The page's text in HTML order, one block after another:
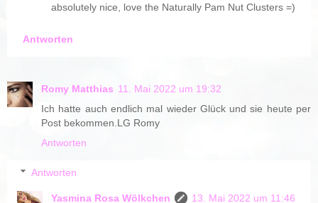
absolutely nice, love the Naturally Pam Nut Clusters =)
Antworten
Romy Matthias 11. Mai 2022 um 19:32
Ich hatte auch endlich mal wieder Glück und sie heute per
Post bekommen.LG Romy
Antworten
Antworten
Yasmina Rosa Wölkchen
13. Mai 2022 um 11:46